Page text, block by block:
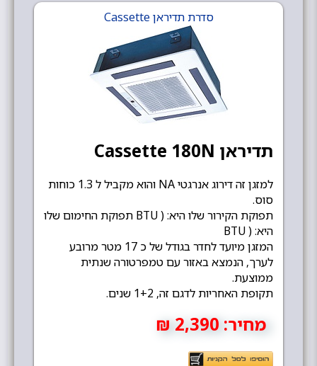
סדרת תדיראן Cassette
תדיראן Cassette 180N
למזגן זה דירוג אנרגטי NA והוא מקביל ל 1.3 כוחות
סוס.
תפוקת הקירור שלו היא: ( BTU תפוקת החימום שלו
היא: ( BTU
המזגן מיועד לחדר בגודל של כ 17 מטר מרובע
לערך, הנמצא באזור עם טמפרטורה שנתית
ממוצעת.
תקופת האחריות לדגם זה, 1+2 שנים.
מחיר:2,390 ₪